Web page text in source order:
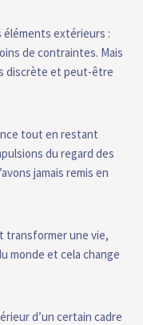
éléments extérieurs :
de contraintes. Mais
discrète et peut-être
tout en restant
du regard des
jamais remis en
transformer une vie,
monde et cela change
d’un certain cadre